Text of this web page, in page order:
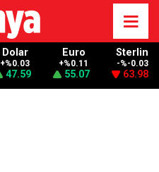
Dolar
+%0.03
47.59
Euro
+%0.11
55.07
Sterlin
-%-0.03
63.98